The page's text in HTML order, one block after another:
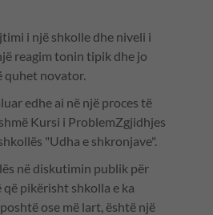
i një shkolle dhe niveli i
reagim tonin tipik dhe jo
quhet novator.
edhe ai në një proces të
Kursi i ProblemZgjidhjes
"Udha e shkronjave".
në diskutimin publik për
pikërisht shkolla e ka
ose më lart, është një